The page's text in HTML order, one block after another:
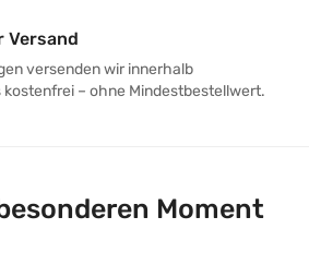
Versand
versenden wir innerhalb
– ohne Mindestbestellwert.
Moment